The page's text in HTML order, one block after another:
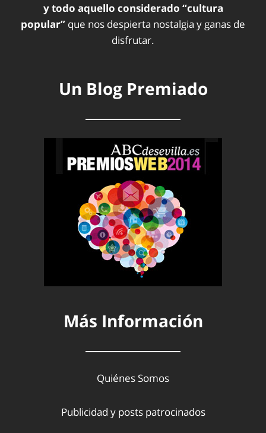
y todo aquello considerado “cultura
popular” que nos despierta nostalgia y ganas de
disfrutar.
Un Blog Premiado
Más Información
Quiénes Somos
Publicidad y posts patrocinados